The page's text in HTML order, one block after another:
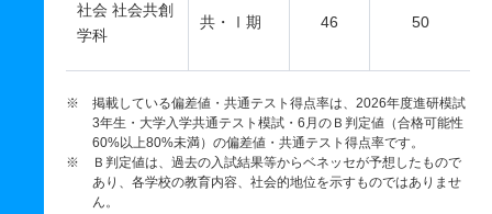
社会 社会共創
学科
共・Ⅰ期 46 50
※ 掲載している偏差値・共通テスト得点率は、2026年度進研模試
3年生・大学入学共通テスト模試・6月のＢ判定値（合格可能性
60%以上80%未満）の偏差値・共通テスト得点率です。
※ Ｂ判定値は、過去の入試結果等からベネッセが予想したもので
あり、各学校の教育内容、社会的地位を示すものではありませ
ん。